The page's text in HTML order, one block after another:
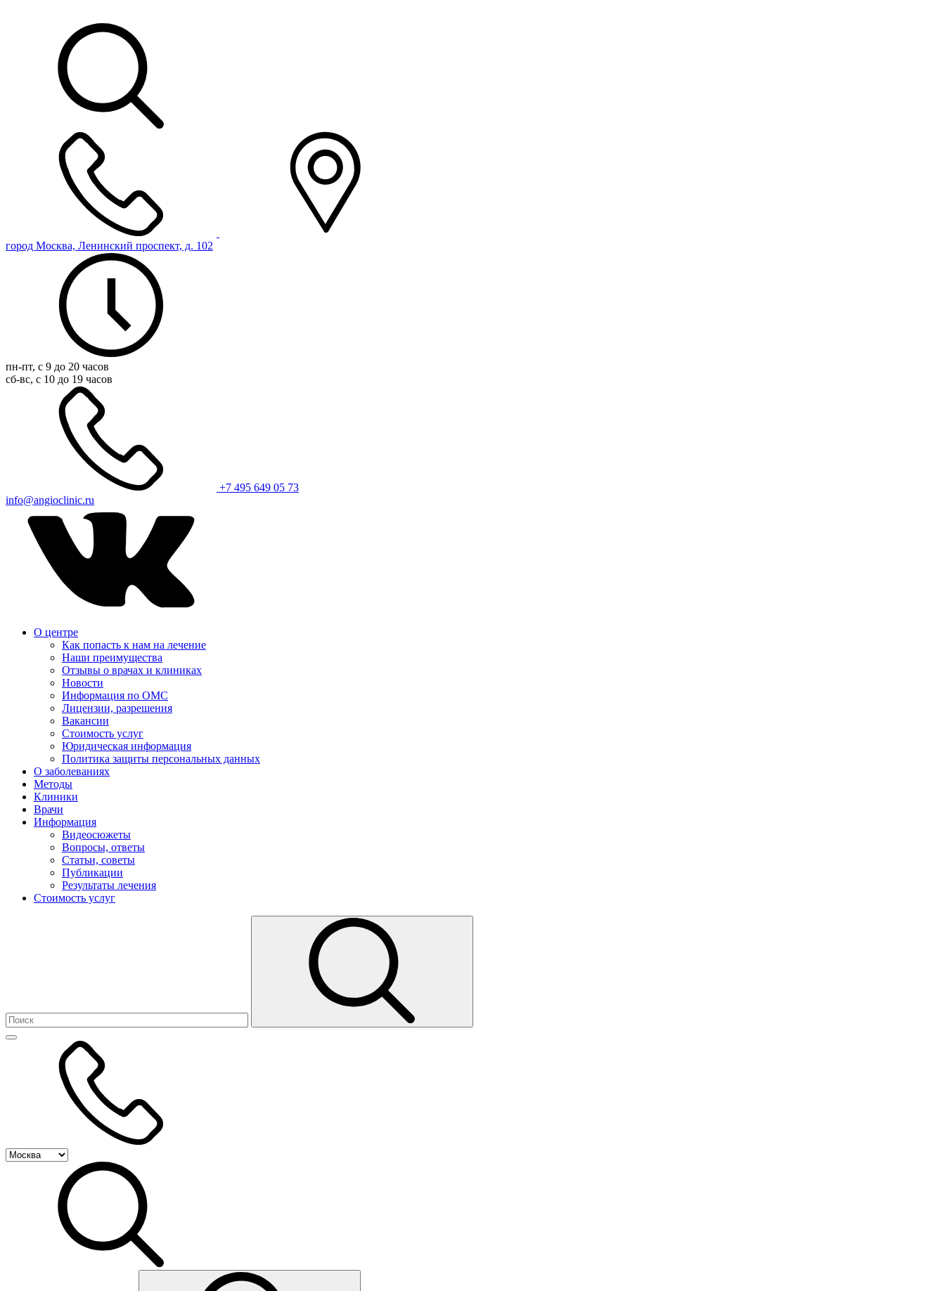
город Москва, Ленинский проспект, д. 102
пн-пт, с 9 до 20 часов
сб-вс, с 10 до 19 часов
+7 495 649 05 73
info@angioclinic.ru
О центре
Как попасть к нам на лечение
Наши преимущества
Отзывы о врачах и клиниках
Новости
Информация по ОМС
Лицензии, разрешения
Вакансии
Стоимость услуг
Юридическая информация
Политика защиты персональных данных
О заболеваниях
Методы
Клиники
Врачи
Информация
Видеосюжеты
Вопросы, ответы
Статьи, советы
Публикации
Результаты лечения
Стоимость услуг